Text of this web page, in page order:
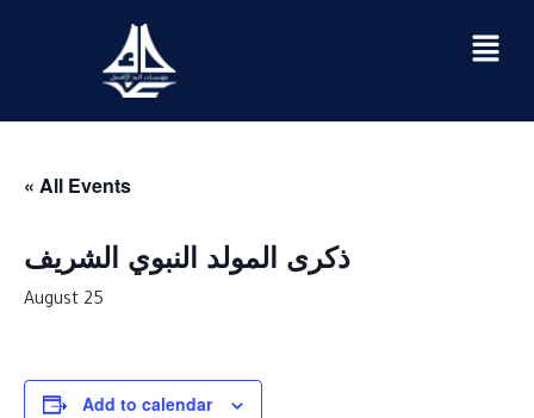
« All Events
ذكرى المولد النبوي الشريف
August 25
Add to calendar